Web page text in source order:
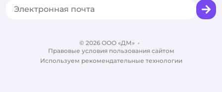
Блог
Корм для собак
© 2026 ООО «ДМ» •
Правовые условия пользования сайтом
Используем рекомендательные технологии